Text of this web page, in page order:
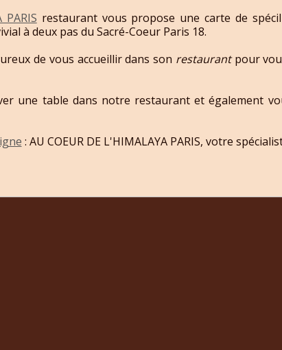
PARIS restaurant vous propose une carte de
à deux pas du Sacré-Coeur Paris 18.
de vous accueillir dans son restaurantpour
une table dans notre restaurant et également
: AU COEUR DE L'HIMALAYA PARIS, votre